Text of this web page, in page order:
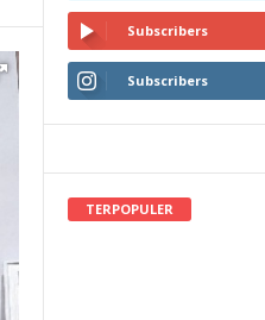
Subscribers
Subscribers